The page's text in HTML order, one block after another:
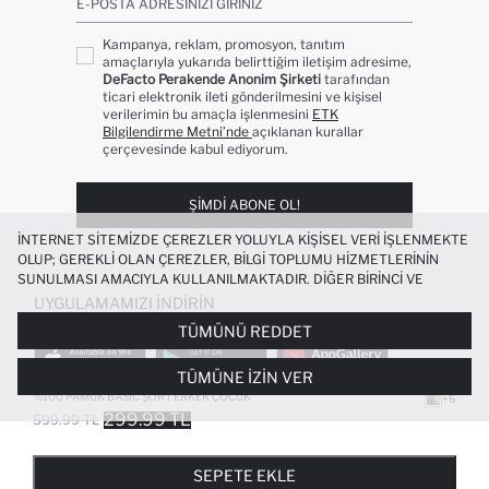
%100 PAMUK BASIC ŞORT ERKEK ÇOCUK
599.99 TL 299.99 TL
+6
SEPETE EKLE
E-POSTA ADRESINIZI GIRINIZ
Kampanya, reklam, promosyon, tanıtım
amaçlarıyla yukarıda belirttiğim iletişim adresime,
DeFacto Perakende Anonim Şirketi tarafından
ticari elektronik ileti gönderilmesini ve kişisel
verilerimin bu amaçla işlenmesini ETK
Bilgilendirme Metni’nde açıklanan kurallar
çerçevesinde kabul ediyorum.
ŞIMDI ABONE OL!
UYGULAMAMIZI İNDIRIN
POPÜLER KATEGORILER
KADIN BEYAZ TIŞÖRT
İNTERNET SITEMIZDE ÇEREZLER YOLUYLA KIŞISEL VERI IŞLENMEKTE
OLUP; GEREKLI OLAN ÇEREZLER, BILGI TOPLUMU HIZMETLERININ
SUNULMASI AMACIYLA KULLANILMAKTADIR. DIĞER BIRINCI VE
ÜÇÜNCÜ TARAF ÇEREZLER ISE SIZE DAHA IYI BIR ALIŞVERIŞ
DENEYIMI SUNULABILMESI, SITEMIZIN DAHA IŞLEVSEL KILINMASI VE
KIŞISELLEŞTIRMESI VE AÇIK RIZA VERMENIZ HALINDE, SIZLERE
YÖNELIK PAZARLAMA FAALIYETLERININ YAPILMASI AMAÇLARIYLA
SINIRLI OLARAK KULLANILACAKTIR. ÇEREZLERE DAIR TERCIHLERINIZI
ÇEREZ TERCIHLERIPANELI ARACILIĞIYLA HER ZAMAN YÖNETEBILIR,
ÇEREZLERLE ILGILI DAHA DETAYLI BILGIYE
TÜMÜNÜ REDDET
TÜMÜNE İZIN VER